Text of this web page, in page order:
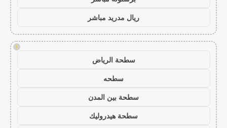
ريال مدريد مباشر
!
سطحة الرياض
سطحه
سطحة بين المدن
سطحة هيدروليك